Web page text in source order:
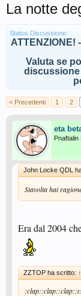
La notte
Status Discussione:
Valuta se
< Precedenti 1 2
eta
Pnaftalin
John Locke QDL
Stavolta hai
Era dal 2004
ZZTOP ha scritto: ↑